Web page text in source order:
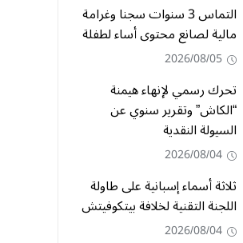
التماس 3 سنوات سجنا وغرامة
مالية لصانع محتوى أساء لطفلة
2026/08/05
تحرك رسمي لإنهاء هيمنة
“الكاش” وتقرير سنوي عن
السيولة النقدية
2026/08/04
ثلاثة أسماء إسبانية على طاولة
اللجنة التقنية لخلافة بيتكوفيتش
2026/08/04